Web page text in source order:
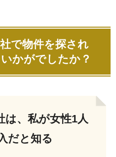
で物件を探され
かがでしたか？
は、私が女性1人
だと知る